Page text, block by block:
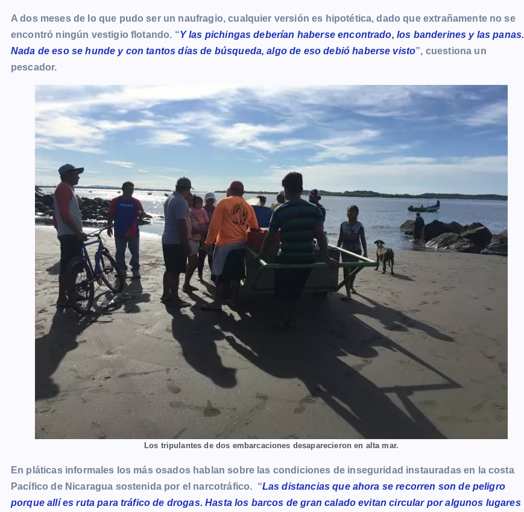
A dos meses de lo que pudo ser un naufragio, cualquier versión es hipotética, dado que extrañamente no se
encontró ningún vestigio flotando. “Y las pichingas deberían haberse encontrado, los banderines y las panas.
Nada de eso se hunde y con tantos días de búsqueda, algo de eso debió haberse visto”, cuestiona un
pescador.
Los tripulantes de dos embarcaciones desaparecieron en alta mar.
En pláticas informales los más osados hablan sobre las condiciones de inseguridad instauradas en la costa
Pacífico de Nicaragua sostenida por el narcotráfico. “Las distancias que ahora se recorren son de peligro
porque allí es ruta para tráfico de drogas. Hasta los barcos de gran calado evitan circular por algunos lugares